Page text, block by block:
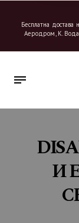
Бесплатна
Аеродром, К.
И